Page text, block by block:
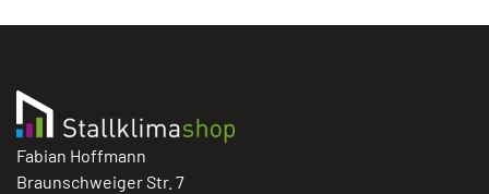
Fabian Hoffmann
Braunschweiger Str. 7